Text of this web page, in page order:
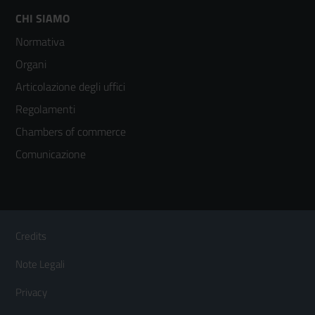
Footer
menù
colonna
3
CHI SIAMO
Normativa
Organi
Articolazione degli uffici
Regolamenti
Chambers of commerce
Comunicazione
Footer
Menù
orizzontale
Credits
Note Legali
Privacy